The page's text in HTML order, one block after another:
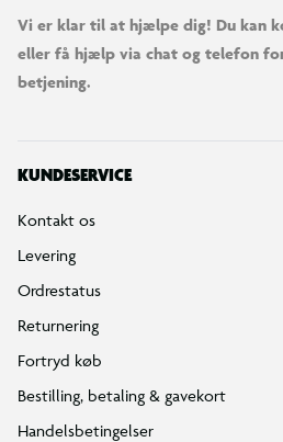
Vi er klar til at hjælpe dig! Du kan
eller få hjælp via chat og telefon
betjening.
KUNDESERVICE
Kontakt os
Levering
Ordrestatus
Returnering
Fortryd køb
Bestilling, betaling & gavekort
Handelsbetingelser